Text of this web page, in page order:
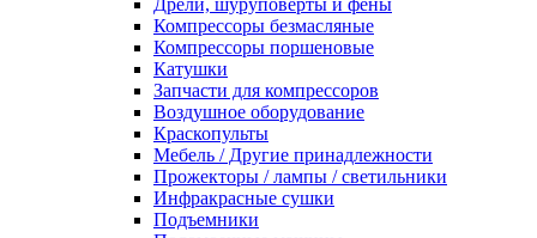
Компрессоры безмасляные
Компрессоры поршеновые
Катушки
Запчасти для компрессоров
Воздушное оборудование
Краскопульты
Мебель / Другие принадлежности
Прожекторы / лампы / светильники
Инфракрасные сушки
Подъемники